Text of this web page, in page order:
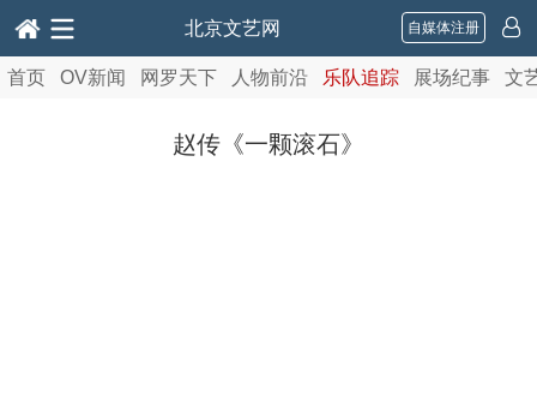
北京文艺网 自媒体注册
首页 OV新闻 网罗天下 人物前沿 乐队追踪 展场纪事 文
赵传《一颗滚石》